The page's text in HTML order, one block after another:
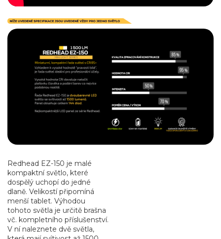
Redhead EZ-150 je malé
kompaktní světlo, které
dospělý uchopí do jedné
dlaně. Velikostí připomíná
menší tablet. Výhodou
tohoto světla je určitě brašna
vč. kompletního příslušenství.
V ní naleznete dvě světla,